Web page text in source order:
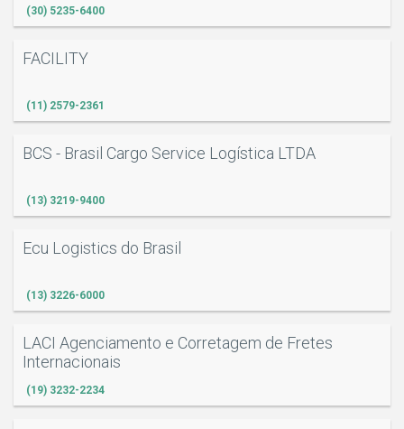
(30) 5235-6400
FACILITY
(11) 2579-2361
BCS - Brasil Cargo Service Logística LTDA
(13) 3219-9400
Ecu Logistics do Brasil
(13) 3226-6000
LACI Agenciamento e Corretagem de Fretes
Internacionais
(19) 3232-2234